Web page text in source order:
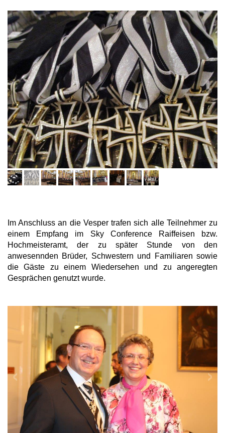
Im Anschluss an die Vesper trafen sich alle Teilnehmer zu
einem Empfang im Sky Conference Raiffeisen bzw.
Hochmeisteramt, der zu später Stunde von den
anwesennden Brüder, Schwestern und Familiaren sowie
die Gäste zu einem Wiedersehen und zu angeregten
Gesprächen genutzt wurde.